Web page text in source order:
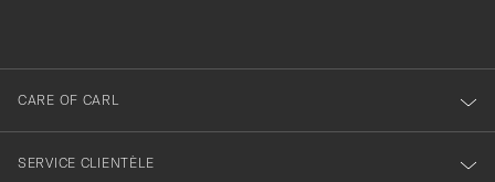
CARE OF CARL
SERVICE CLIENTÈLE